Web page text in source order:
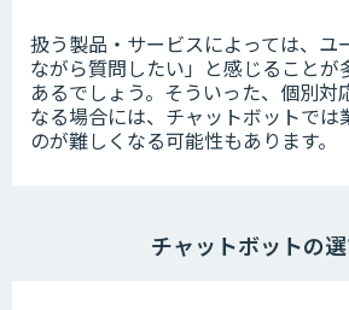
扱う製品・サービスによっては、ユ
ながら質問したい」と感じることが
あるでしょう。そういった、個別対
なる場合には、チャットボットでは
のが難しくなる可能性もあります。
チャットボットの